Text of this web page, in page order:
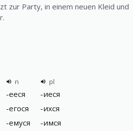
zur Party, in einem neuen Kleid und
n
pl
-ееся -иеся
-егося -ихся
-емуся -имся